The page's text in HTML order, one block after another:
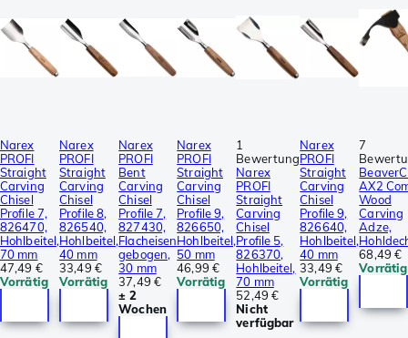
Narex
PROFI
Straight
Carving
Chisel
Profile 7,
826470,
Hohlbeitel,
70 mm
47,49 €
Vorrätig
Narex
PROFI
Straight
Carving
Chisel
Profile 8,
826540,
Hohlbeitel,
40 mm
33,49 €
Vorrätig
Narex
PROFI
Bent
Carving
Chisel
Profile 7,
827430,
Flacheisen
gebogen,
30 mm
37,49 €
± 2
Wochen
Narex
PROFI
Straight
Carving
Chisel
Profile 9,
826650,
Hohlbeitel,
50 mm
46,99 €
Vorrätig
1
Bewertung
Narex
PROFI
Straight
Carving
Chisel
Profile 5,
826370,
Hohlbeitel,
70 mm
52,49 €
Nicht
verfügbar
Narex
PROFI
Straight
Carving
Chisel
Profile 9,
826640,
Hohlbeitel,
40 mm
33,49 €
Vorrätig
7
AX2
Wood
Carving
Adze,
68,49 €
Vorrätig